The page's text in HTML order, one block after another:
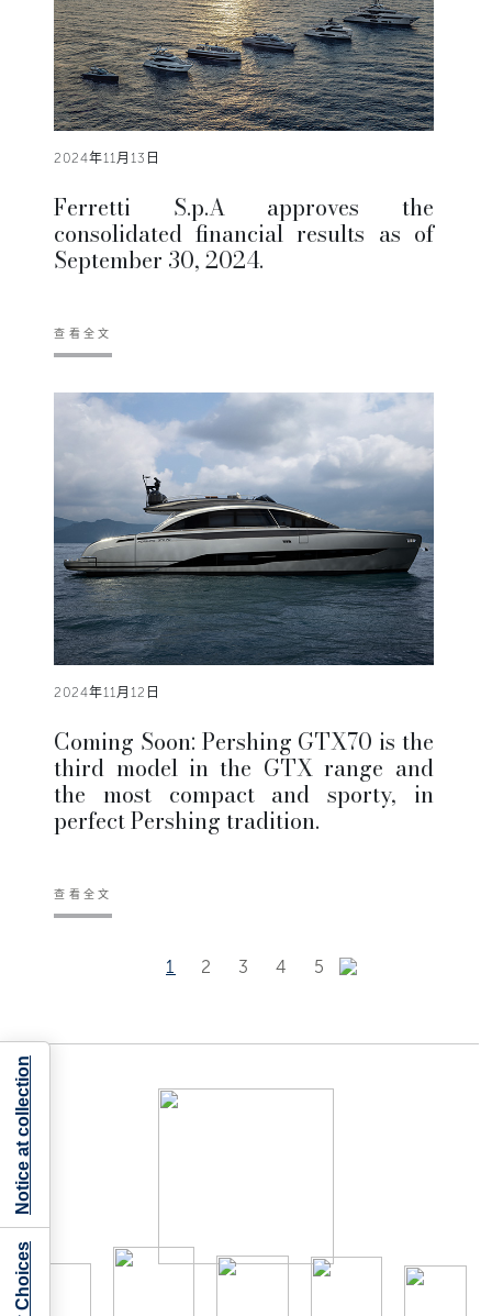
2024年11月13日
Ferretti S.p.A approves the
consolidated financial results as of
September 30, 2024.
查看全文
2024年11月12日
Coming Soon: Pershing GTX70 is the
third model in the GTX range and
the most compact and sporty, in
perfect Pershing tradition.
查看全文
1 2 3 4 5
Notice at collection